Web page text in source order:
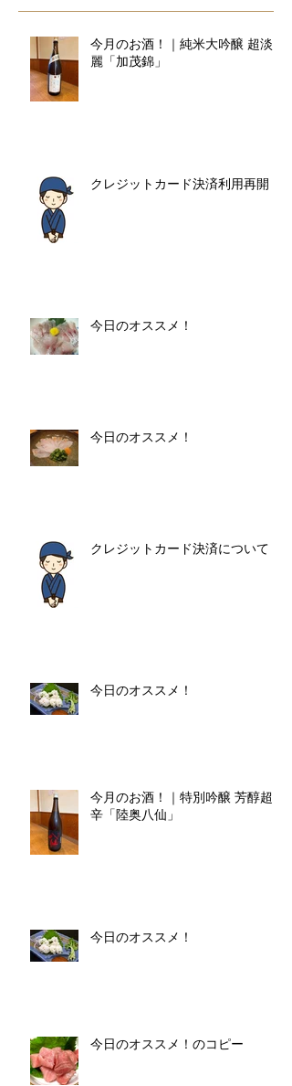
今月のお酒！｜純米大吟醸 超淡
麗「加茂錦」
クレジットカード決済利用再開
今日のオススメ！
今日のオススメ！
クレジットカード決済について
今日のオススメ！
今月のお酒！｜特別吟醸 芳醇超
辛「陸奥八仙」
今日のオススメ！
今日のオススメ！のコピー